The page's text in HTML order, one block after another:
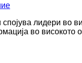
лидери во
во високото